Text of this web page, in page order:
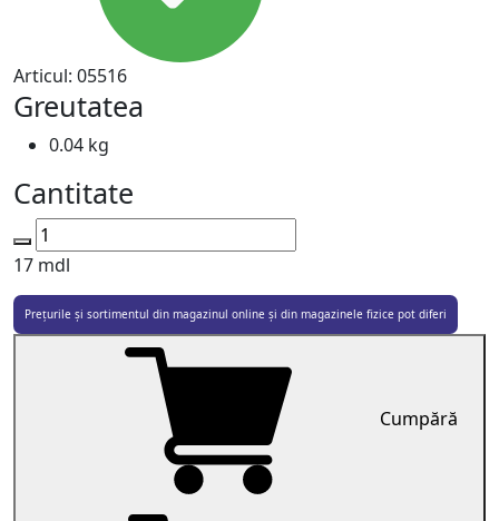
Articul: 05516
Greutatea
0.04 kg
Cantitate
17 mdl
Prețurile și sortimentul din magazinul online și din magazinele fizice pot diferi
Cumpără